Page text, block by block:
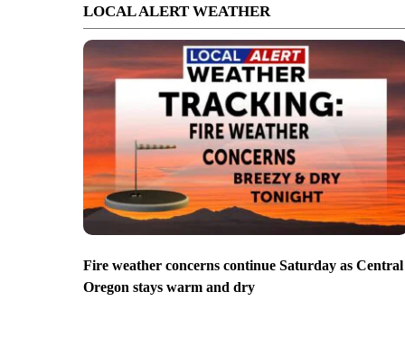
LOCAL ALERT WEATHER
Fire weather concerns continue Saturday as Central
Oregon stays warm and dry